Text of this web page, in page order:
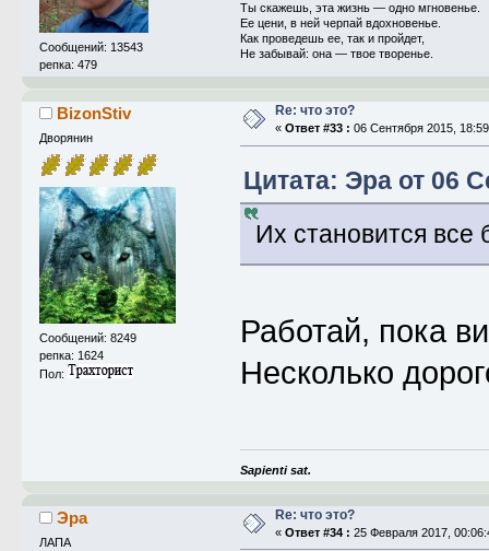
Сообщений: 13543
репка: 479
Ты скажешь, эта жизнь — одно мгновенье.
Ее цени, в ней черпай вдохновенье.
Как проведешь ее, так и пройдет,
Не забывай: она — твое творенье.
BizonStiv
Дворянин
Сообщений: 8249
репка: 1624
Пол:
Re: что это?
« Ответ #33 : 06 Сентября 2015,
Цитата: Эра от 06
Их становится
Работай, пока
Несколько
Sapienti sat.
Эра
ЛАПА
Re: что это?
« Ответ #34 : 25 Февраля 2017,